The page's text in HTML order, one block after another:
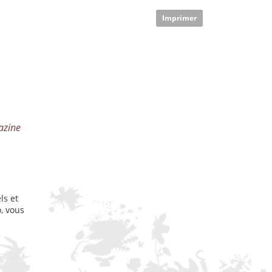
Imprimer
et
vous